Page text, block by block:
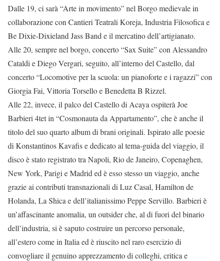
Dalle 19, ci sarà “Arte in movimento” nel Borgo medievale in
collaborazione con Cantieri Teatrali Koreja, Industria Filosofica e
Be Dixie-Dixieland Jass Band e il mercatino dell’artigianato.
Alle 20, sempre nel borgo, concerto “Sax Suite” con Alessandro
Cataldi e Diego Vergari, seguito, all’interno del Castello, dal
concerto “Locomotive per la scuola: un pianoforte e i ragazzi” con
Giorgia Fai, Vittoria Torsello e Benedetta B Rizzel.
Alle 22, invece, il palco del Castello di Acaya ospiterà Joe
Barbieri 4tet in “Cosmonauta da Appartamento”, che è anche il
titolo del suo quarto album di brani originali. Ispirato alle poesie
di Konstantinos Kavafis e dedicato al tema-guida del viaggio, il
disco è stato registrato tra Napoli, Rio de Janeiro, Copenaghen,
New York, Parigi e Madrid ed è esso stesso un viaggio, anche
grazie ai contributi transnazionali di Luz Casal, Hamilton de
Holanda, La Shica e dell’italianissimo Peppe Servillo. Barbieri è
un’affascinante anomalia, un outsider che, al di fuori del binario
dell’industria, si è saputo costruire un percorso personale,
all’estero come in Italia ed è riuscito nel raro esercizio di
convogliare il genuino apprezzamento di colleghi, critica e